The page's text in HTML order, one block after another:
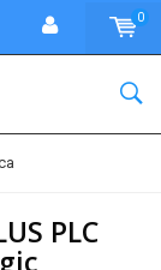
0
PLC